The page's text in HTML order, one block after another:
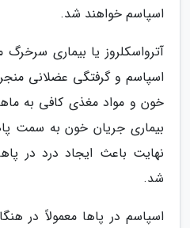
اسپاسم خواهند شد.
آترواسکلروز یا بیماری
اسپاسم و گرفتگی عضلانی
خون و مواد مغذی کافی به
بیماری جریان خون به سمت
نهایت باعث ایجاد درد در
شد.
اسپاسم در پاها معمولاً در